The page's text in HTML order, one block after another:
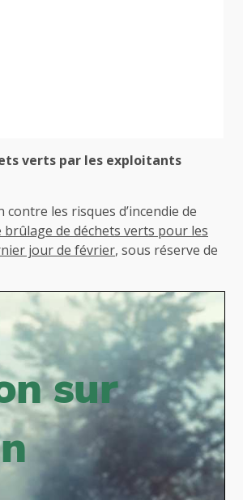
verts par les exploitants
les risques d’incendie de
de déchets verts pour les
jour de février, sous réserve de